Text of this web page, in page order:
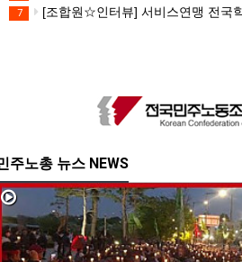
7 [조합원☆인터뷰] 서비스연맹 전국학교비정규직노
주노총 뉴스 NEWS